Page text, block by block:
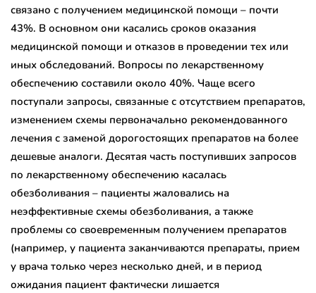
связано с получением медицинской помощи – почти
43%. В основном они касались сроков оказания
медицинской помощи и отказов в проведении тех или
иных обследований. Вопросы по лекарственному
обеспечению составили около 40%. Чаще всего
поступали запросы, связанные с отсутствием препаратов,
изменением схемы первоначально рекомендованного
лечения с заменой дорогостоящих препаратов на более
дешевые аналоги. Десятая часть поступивших запросов
по лекарственному обеспечению касалась
обезболивания – пациенты жаловались на
неэффективные схемы обезболивания, а также
проблемы со своевременным получением препаратов
(например, у пациента заканчиваются препараты, прием
у врача только через несколько дней, и в период
ожидания пациент фактически лишается